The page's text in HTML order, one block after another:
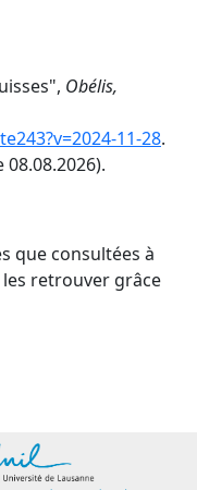
Obélis,
11-28.
que consultées à
retrouver grâce